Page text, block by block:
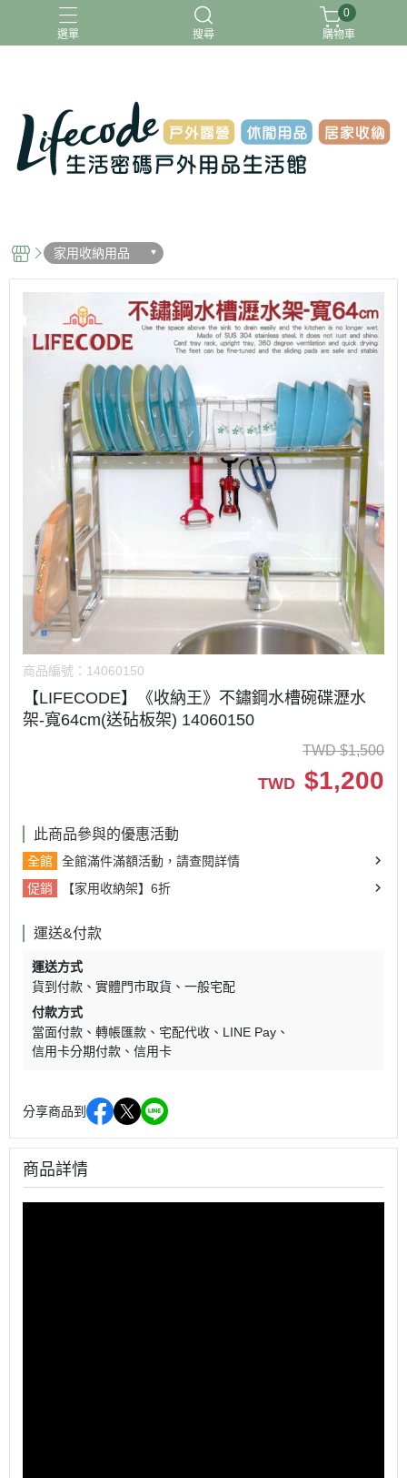
選單 搜尋
ADAMOUTDOOR G-PLUS INTEX
MOVELIFE
樂活不露
0
購物車
家用收納用品
商品編號： 14060150
【LIFECODE】《收納王》不鏽鋼水槽碗碟瀝水
架-寬64cm(送砧板架) 14060150
TWD $1,500
TWD $1,200
此商品參與的優惠活動
全館
全館滿件滿額活動，請查閱詳情
促銷
【家用收納架】6折
運送&付款
運送方式
貨到付款
實體門市取貨
一般宅配
付款方式
當面付款
轉帳匯款 宅配代收
LINE Pay
信用卡分期付款
信用卡
分享商品到
商品詳情